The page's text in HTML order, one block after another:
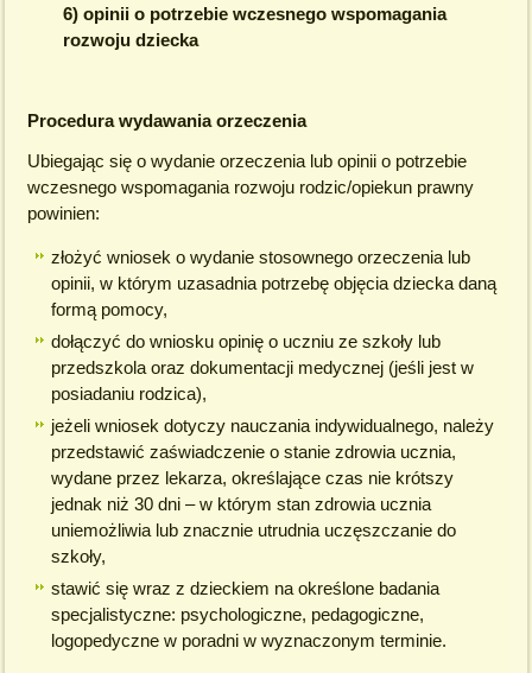
6) opinii o potrzebie wczesnego wspomagania
rozwoju dziecka
Procedura wydawania orzeczenia
Ubiegając się o wydanie orzeczenia lub opinii o potrzebie
wczesnego wspomagania rozwoju rodzic/opiekun prawny
powinien:
złożyć wniosek o wydanie stosownego orzeczenia lub
opinii, w którym uzasadnia potrzebę objęcia dziecka daną
formą pomocy,
dołączyć do wniosku opinię o uczniu ze szkoły lub
przedszkola oraz dokumentacji medycznej (jeśli jest w
posiadaniu rodzica),
jeżeli wniosek dotyczy nauczania indywidualnego, należy
przedstawić zaświadczenie o stanie zdrowia ucznia,
wydane przez lekarza, określające czas nie krótszy
jednak niż 30 dni – w którym stan zdrowia ucznia
uniemożliwia lub znacznie utrudnia uczęszczanie do
szkoły,
stawić się wraz z dzieckiem na określone badania
specjalistyczne: psychologiczne, pedagogiczne,
logopedyczne w poradni w wyznaczonym terminie.